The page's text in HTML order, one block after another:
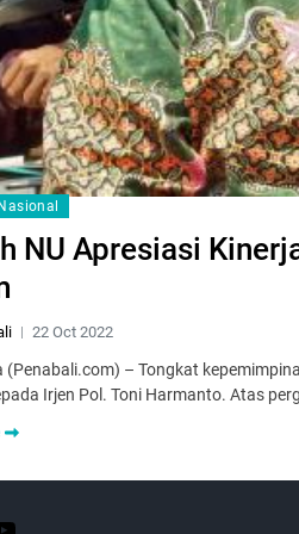
Nasional
NU Apresiasi
22 Oct 2022
(Penabali.com) – Tongkat
Irjen Pol. Toni Harmanto. Atas